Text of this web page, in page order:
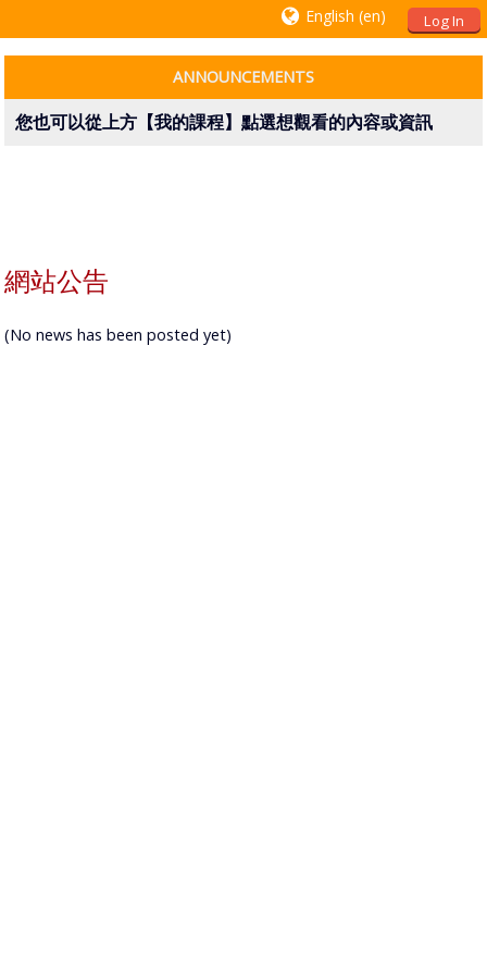
Log In
English ‎(en)‎
ANNOUNCEMENTS
您也可以從上方【我的課程】點選想觀看的內容或資訊
網站公告
(No news has been posted yet)